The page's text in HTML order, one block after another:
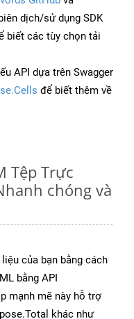
dịch/sử dụng SDK
biết các tùy chọn tải
API dựa trên Swagger
để biết thêm về
Tệp Trực
chóng và
của bạn bằng cách
bằng API
mạnh mẽ này hỗ trợ
khác như